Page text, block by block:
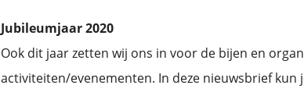
Jubileumjaar 2020
Ook dit jaar zetten wij ons in voor de bijen en
activiteiten/evenementen. In deze nieuwsbrief kun